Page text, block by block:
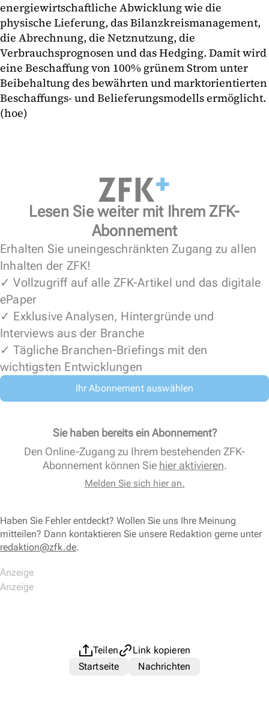
energiewirtschaftliche Abwicklung wie die
physische Lieferung, das Bilanzkreismanagement,
die Abrechnung, die Netznutzung, die
Verbrauchsprognosen und das Hedging. Damit wird
eine Beschaffung von 100% grünem Strom unter
Beibehaltung des bewährten und marktorientierten
Beschaffungs- und Belieferungsmodells ermöglicht.
(hoe)
Lesen Sie weiter mit Ihrem ZFK-
Abonnement
Erhalten Sie uneingeschränkten Zugang zu allen
Inhalten der ZFK!
✓ Vollzugriff auf alle ZFK-Artikel und das digitale
ePaper
✓ Exklusive Analysen, Hintergründe und
Interviews aus der Branche
✓ Tägliche Branchen-Briefings mit den
wichtigsten Entwicklungen
Ihr Abonnement auswählen
Sie haben bereits ein Abonnement?
Den Online-Zugang zu Ihrem bestehenden ZFK-
Abonnement können Sie hier aktivieren.
Melden Sie sich hier an.
Haben Sie Fehler entdeckt? Wollen Sie uns Ihre Meinung
mitteilen? Dann kontaktieren Sie unsere Redaktion gerne unter
redaktion@zfk.de.
Teilen
Link kopieren
Startseite
Nachrichten